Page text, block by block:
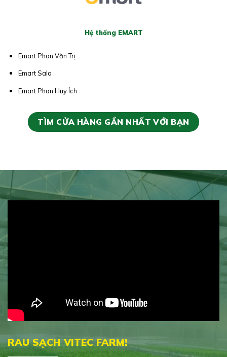
Hệ thống EMART
Emart Phan Văn Trị
Emart Sala
Emart Phan Huy Ích
TÌM CỬA HÀNG GẦN NHẤT VỚI BẠN
RAU SẠCH VITEC FARM!